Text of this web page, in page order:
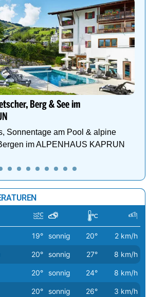
Berg & See im
Sonnentage am Pool & alpine
im ALPENHAUS KAPRUN
19° sonnig 20° 2 km/h
20° sonnig 27° 8 km/h
20° sonnig 24° 8 km/h
20° sonnig 26° 3 km/h